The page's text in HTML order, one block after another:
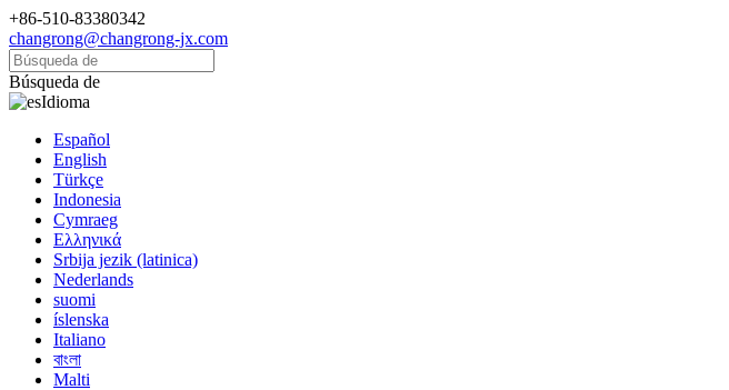
+86-510-83380342
changrong@changrong-jx.com
Búsqueda de
Idioma
Español
English
Türkçe
Indonesia
Cymraeg
Ελληνικά
Srbija jezik (latinica)
Nederlands
suomi
íslenska
Italiano
বাংলা
Malti